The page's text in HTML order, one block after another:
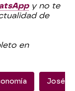
y no te
de
en
José